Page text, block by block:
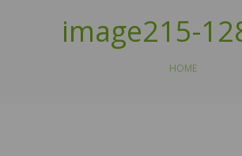
image215-
HOME